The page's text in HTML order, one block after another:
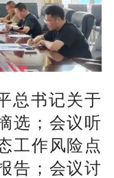
总书记关于
选；会议听
工作风险点
告；会议讨